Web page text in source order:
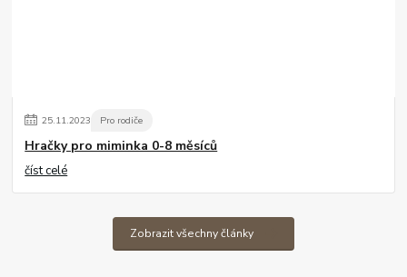
25.11.2023 Pro rodiče
Hračky pro miminka 0-8 měsíců
číst celé
Zobrazit všechny články